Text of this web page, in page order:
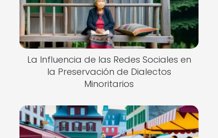
La Influencia de las Redes Sociales en
la Preservación de Dialectos
Minoritarios